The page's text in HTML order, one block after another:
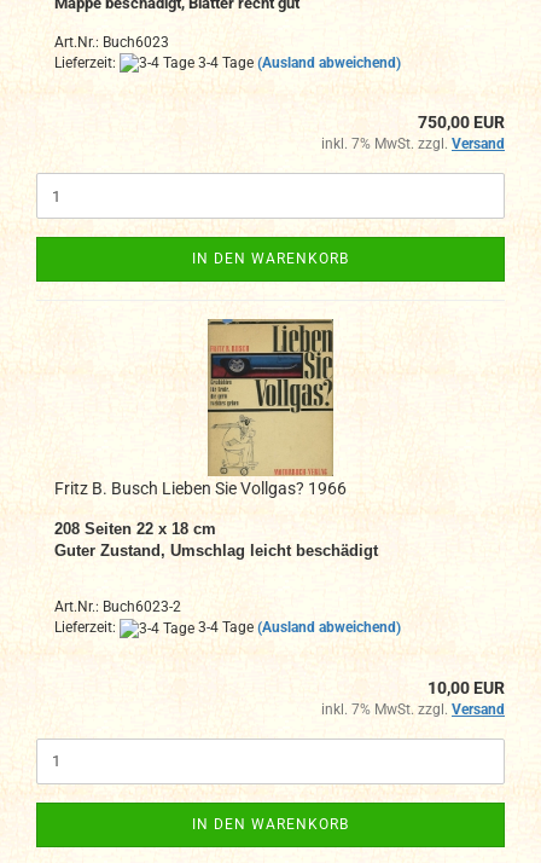
Art.Nr.: Buch6023
Lieferzeit:
3-4 Tage (Ausland abweichend)
750,00 EUR
inkl. 7% MwSt. zzgl. Versand
IN DEN WARENKORB
Fritz B. Busch Lieben Sie Vollgas? 1966
208 Seiten 22 x 18 cm
Guter Zustand, Umschlag leicht beschädigt
Art.Nr.: Buch6023-2
Lieferzeit:
3-4 Tage (Ausland abweichend)
10,00 EUR
inkl. 7% MwSt. zzgl. Versand
IN DEN WARENKORB